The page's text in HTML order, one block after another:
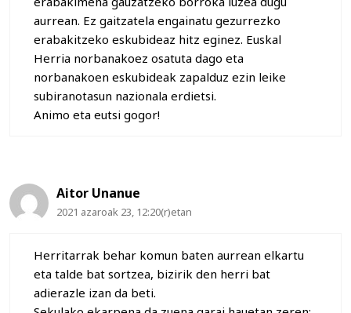
aurrean. Ez gaitzatela engainatu gezurrezko
erabakitzeko eskubideaz hitz eginez. Euskal
Herria norbanakoez osatuta dago eta
norbanakoen eskubideak zapalduz ezin leike
subiranotasun nazionala erdietsi.
Animo eta eutsi gogor!
Aitor Unanue
2021 azaroak 23, 12:20(r)etan
Herritarrak behar komun baten aurrean elkartu
eta talde bat sortzea, bizirik den herri bat
adierazle izan da beti.